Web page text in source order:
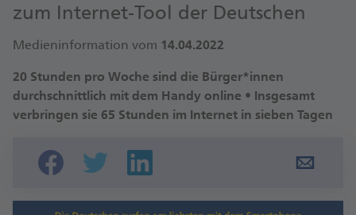
zum Internet-Tool der Deutschen
Medieninformation vom 14.04.2022
20 Stunden pro Woche sind die Bürger*innen
durchschnittlich mit dem Handy online • Insgesamt
verbringen sie 65 Stunden im Internet in sieben Tagen